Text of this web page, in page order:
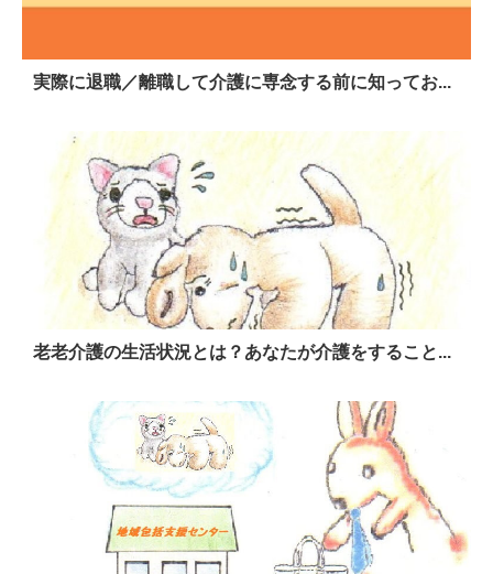
実際に退職／離職して介護に専念する前に知ってお...
老老介護の生活状況とは？あなたが介護をすること...